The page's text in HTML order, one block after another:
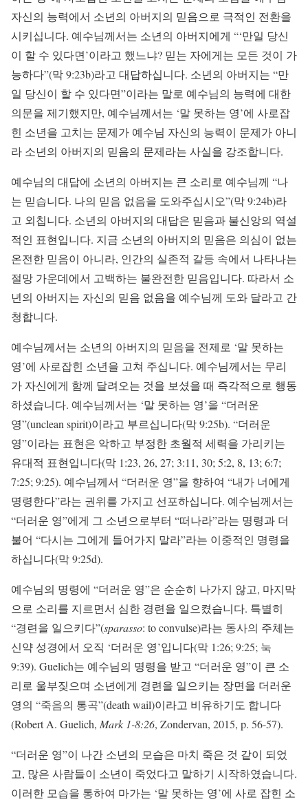
자신의 능력에서 소년의 아버지의 믿음으로 극적인 전환을
시키십니다. 예수님께서는 소년의 아버지에게 “‘만일 당신
이 할 수 있다면’이라고 했느냐? 믿는 자에게는 모든 것이 가
능하다”(막 9:23b)라고 대답하십니다. 소년의 아버지는 “만
일 당신이 할 수 있다면”이라는 말로 예수님의 능력에 대한
의문을 제기했지만, 예수님께서는 ‘말 못하는 영’에 사로잡
힌 소년을 고치는 문제가 예수님 자신의 능력이 문제가 아니
라 소년의 아버지의 믿음의 문제라는 사실을 강조합니다.
예수님의 대답에 소년의 아버지는 큰 소리로 예수님께 “나
는 믿습니다. 나의 믿음 없음을 도와주십시오”(막 9:24b)라
고 외칩니다. 소년의 아버지의 대답은 믿음과 불신앙의 역설
적인 표현입니다. 지금 소년의 아버지의 믿음은 의심이 없는
온전한 믿음이 아니라, 인간의 실존적 갈등 속에서 나타나는
절망 가운데에서 고백하는 불완전한 믿음입니다. 따라서 소
년의 아버지는 자신의 믿음 없음을 예수님께 도와 달라고 간
청합니다.
예수님께서는 소년의 아버지의 믿음을 전제로 ‘말 못하는
영’에 사로잡힌 소년을 고쳐 주십니다. 예수님께서는 무리
가 자신에게 함께 달려오는 것을 보셨을 때 즉각적으로 행동
하셨습니다. 예수님께서는 ‘말 못하는 영’을 “더러운
영”(unclean spirit)이라고 부르십니다(막 9:25b). “더러운
영”이라는 표현은 악하고 부정한 초월적 세력을 가리키는
유대적 표현입니다(막 1:23, 26, 27; 3:11, 30; 5:2, 8, 13; 6:7;
7:25; 9:25). 예수님께서 “더러운 영”을 향하여 “내가 너에게
명령한다”라는 권위를 가지고 선포하십니다. 예수님께서는
“더러운 영”에게 그 소년으로부터 “떠나라”라는 명령과 더
불어 “다시는 그에게 들어가지 말라”라는 이중적인 명령을
하십니다(막 9:25d).
예수님의 명령에 “더러운 영”은 순순히 나가지 않고, 마지막
으로 소리를 지르면서 심한 경련을 일으켰습니다. 특별히
“경련을 일으키다”(sparasso: to convulse)라는 동사의 주체는
신약 성경에서 오직 ‘더러운 영’입니다(막 1:26; 9:25; 눅
9:39). Guelich는 예수님의 명령을 받고 “더러운 영”이 큰 소
리로 울부짖으며 소년에게 경련을 일으키는 장면을 더러운
영의 “죽음의 통곡”(death wail)이라고 비유하기도 합니다
(Robert A. Guelich, Mark 1-8:26, Zondervan, 2015, p. 56-57).
“더러운 영”이 나간 소년의 모습은 마치 죽은 것 같이 되었
고, 많은 사람들이 소년이 죽었다고 말하기 시작하였습니다.
이러한 모습을 통하여 마가는 ‘말 못하는 영’에 사로 잡힌 소